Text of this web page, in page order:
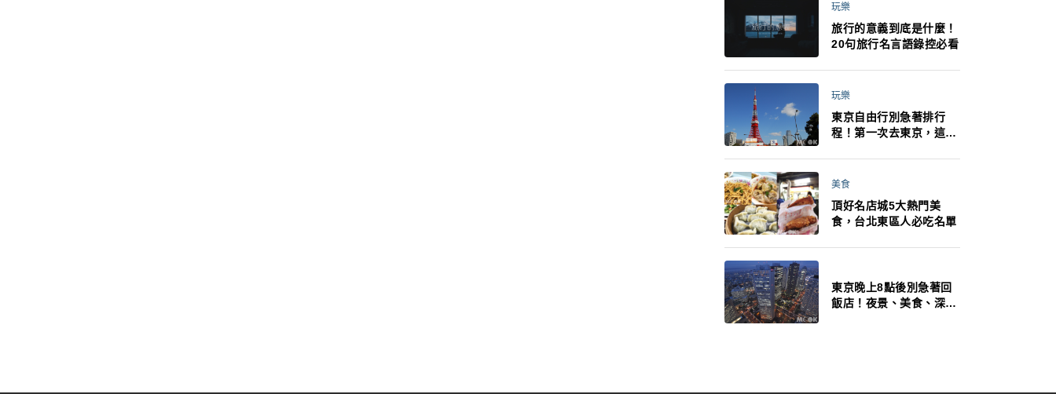
玩樂
旅行的意義到底是什麼！
20句旅行名言語錄控必看
玩樂
東京自由行別急著排行
程！第一次去東京，這10
美食
頂好名店城5大熱門美
食，台北東區人必吃名單
東京晚上8點後別急著回
飯店！夜景、美食、深夜